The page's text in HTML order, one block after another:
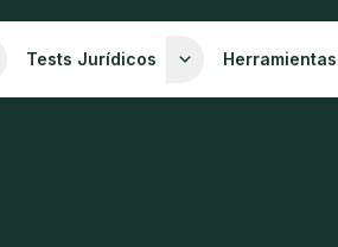
Tests Jurídicos